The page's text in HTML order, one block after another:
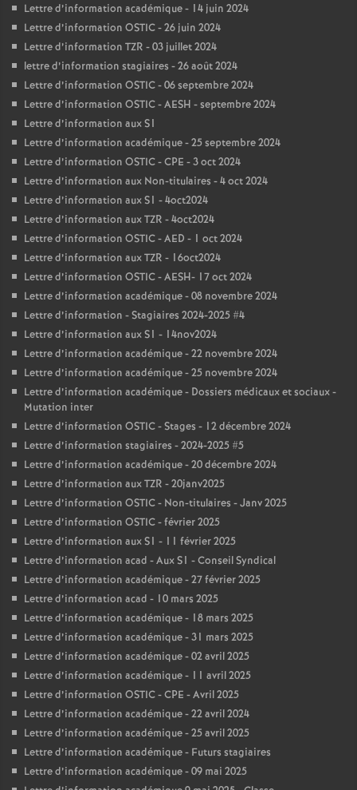
Lettre d’information académique - 14 juin 2024
Lettre d’information OSTIC - 26 juin 2024
Lettre d’information TZR - 03 juillet 2024
lettre d’information stagiaires - 26 août 2024
Lettre d’information OSTIC - 06 septembre 2024
Lettre d’information OSTIC - AESH - septembre 2024
Lettre d’information aux S1
Lettre d’information académique - 25 septembre 2024
Lettre d’information OSTIC - CPE - 3 oct 2024
Lettre d’information aux Non-titulaires - 4 oct 2024
Lettre d’information aux S1 - 4oct2024
Lettre d’information aux TZR - 4oct2024
Lettre d’information OSTIC - AED - 1 oct 2024
Lettre d’information aux TZR - 16oct2024
Lettre d’information OSTIC - AESH- 17 oct 2024
Lettre d’information académique - 08 novembre 2024
Lettre d’information - Stagiaires 2024-2025 #4
Lettre d’information aux S1 - 14nov2024
Lettre d’information académique - 22 novembre 2024
Lettre d’information académique - 25 novembre 2024
Lettre d’information académique - Dossiers médicaux et sociaux -
Mutation inter
Lettre d’information OSTIC - Stages - 12 décembre 2024
Lettre d’information stagiaires - 2024-2025 #5
Lettre d’information académique - 20 décembre 2024
Lettre d’information aux TZR - 20janv2025
Lettre d’information OSTIC - Non-titulaires - Janv 2025
Lettre d’information OSTIC - février 2025
Lettre d’information aux S1 - 11 février 2025
Lettre d’information acad - Aux S1 - Conseil Syndical
Lettre d’information académique - 27 février 2025
Lettre d’information acad - 10 mars 2025
Lettre d’information académique - 18 mars 2025
Lettre d’information académique - 31 mars 2025
Lettre d’information académique - 02 avril 2025
Lettre d’information académique - 11 avril 2025
Lettre d’information OSTIC - CPE - Avril 2025
Lettre d’information académique - 22 avril 2024
Lettre d’information académique - 25 avril 2025
Lettre d’information académique - Futurs stagiaires
Lettre d’information académique - 09 mai 2025